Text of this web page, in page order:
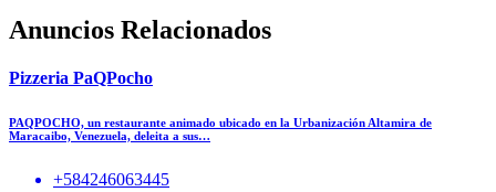
Anuncios Relacionados
Pizzeria PaQPocho
PAQPOCHO, un restaurante animado ubicado en la Urbanización Altamira de
Maracaibo, Venezuela, deleita a sus…
+584246063445